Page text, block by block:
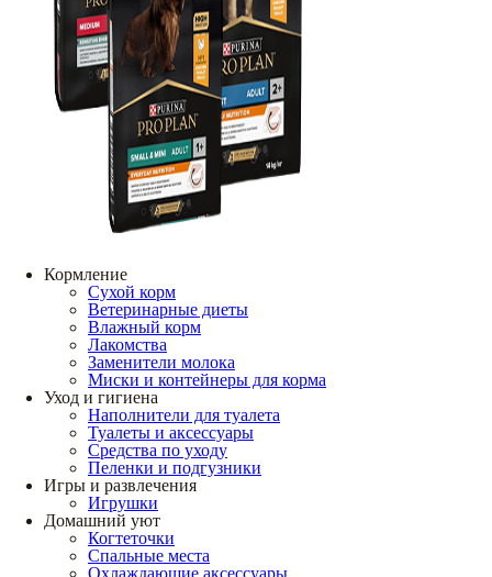
Кормление
Сухой корм
Ветеринарные диеты
Влажный корм
Лакомства
Заменители молока
Миски и контейнеры для корма
Уход и гигиена
Наполнители для туалета
Туалеты и аксессуары
Средства по уходу
Пеленки и подгузники
Игры и развлечения
Игрушки
Домашний уют
Когтеточки
Спальные места
Охлаждающие аксессуары